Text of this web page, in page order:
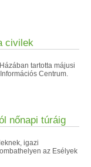
civilek
tartotta májusi
Centrum.
nőnapi túráig
igazi
az Esélyek